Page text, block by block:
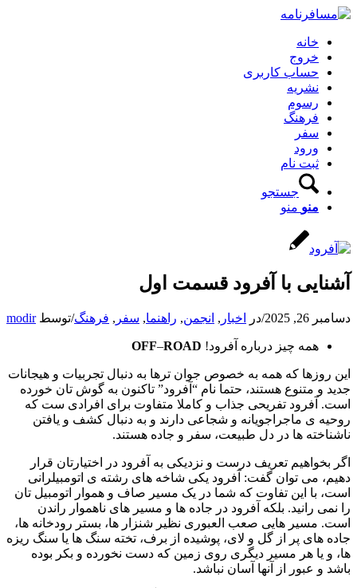
خانه
خروج
حساب کاربری
نشریه
رسوم
فرهنگ
سفر
ورود
ثبت نام
جستجو
منو منو
آشنایی با آفرود قسمت اول
دسامبر 26, 2025 /در اخبار , انجمن, راهنما, سفر , فرهنگ/توسطmodir
همه چیز درباره آفرود! OFF–ROAD
این روزها که همه به خصوص جوان ترها به دنبال تجربیات و هیجانات
جدید و متنوع هستند، حتما نام “آفرود” تاکنون به گوش تان خورده
است. آفرود تفریحی جذاب و کاملا متفاوت برای افرادی ست که
روحیه ی ماجراجویانه و شجاعی دارند و به دنبال کشف و یافتن
ناشناخته ها در دل طبیعت، سفر و جاده هستند.
اگر بخواهیم تعریف درست و نزدیکی به آفرود در اختیارتان قرار
دهیم، می توان گفت: آفرود یکی شاخه های رشته ی اتومبیلرانی
است، با این تفاوت که شما در یک مسیر صاف و هموار اتومبیل تان
را نمی رانید. بلکه آفرود در جاده ها و مسیر های ناهموار راندن
است. مسیر هایی صعب العبوری نظیر شنزار ها، بستر رودخانه ها،
جاده های پر از گل و لای، پوشیده از برف، تخته سنگ ها یا سنگ ریزه
ها، و یا هر مسیر دیگری روی زمین که دست نخورده و بکر بوده
باشد و عبور از آنها آسان نباشد.